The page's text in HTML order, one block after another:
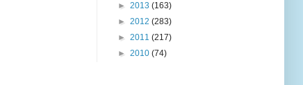
► 2013 (163)
► 2012 (283)
► 2011 (217)
► 2010 (74)